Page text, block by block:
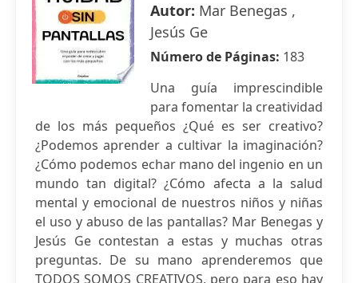
Autor: Mar Benegas ,
Jesús Ge
Número de Páginas: 183
Una guía imprescindible
para fomentar la creatividad
de los más pequeños ¿Qué es ser creativo?
¿Podemos aprender a cultivar la imaginación?
¿Cómo podemos echar mano del ingenio en un
mundo tan digital? ¿Cómo afecta a la salud
mental y emocional de nuestros niños y niñas
el uso y abuso de las pantallas? Mar Benegas y
Jesús Ge contestan a estas y muchas otras
preguntas. De su mano aprenderemos que
TODOS SOMOS CREATIVOS, pero para eso hay